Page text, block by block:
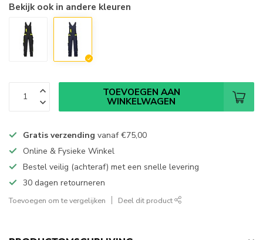
Bekijk ook in andere kleuren
TOEVOEGEN AAN
WINKELWAGEN
Gratis verzending vanaf€75,00
Online & Fysieke Winkel
Bestel veilig (achteraf) met een snelle levering
30 dagen retourneren
Toevoegen om te vergelijken Deel dit product